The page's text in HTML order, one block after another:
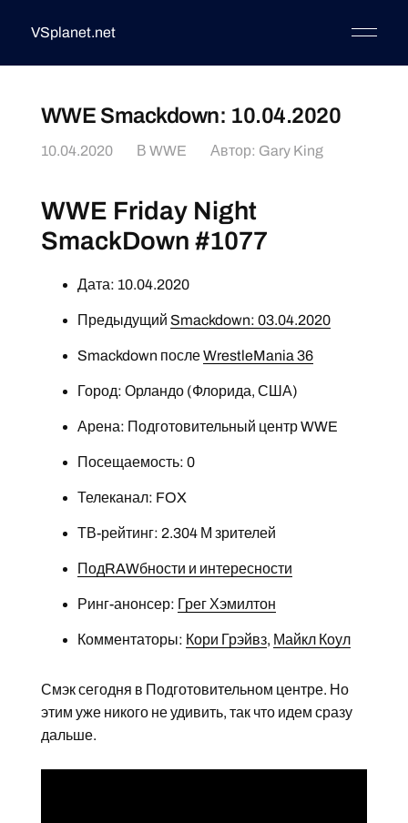
VSplanet.net
WWE Smackdown: 10.04.2020
10.04.2020 В WWE Автор: Gary King
WWE Friday Night
SmackDown #1077
Дата: 10.04.2020
Предыдущий Smackdown: 03.04.2020
Smackdown послеWrestleMania 36
Город: Орландо (Флорида, США)
Арена: Подготовительный центр WWE
Посещаемость: 0
Телеканал: FOX
ТВ-рейтинг: 2.304 М зрителей
ПодRAWбности и интересности
Ринг-анонсер: Грег Хэмилтон
Комментаторы: Кори Грэйвз, Майкл Коул
Смэк сегодня в Подготовительном центре. Но
этим уже никого не удивить, так что идем сразу
дальше.